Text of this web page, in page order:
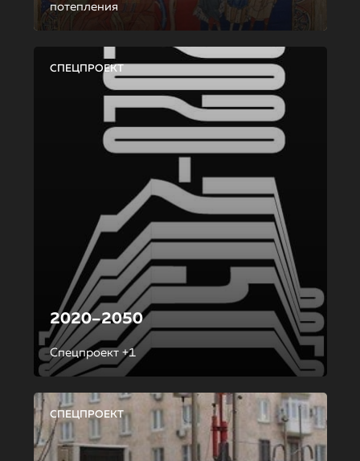
потепления
СПЕЦПРОЕКТ
2020–2050
Спецпроект +1
СПЕЦПРОЕКТ